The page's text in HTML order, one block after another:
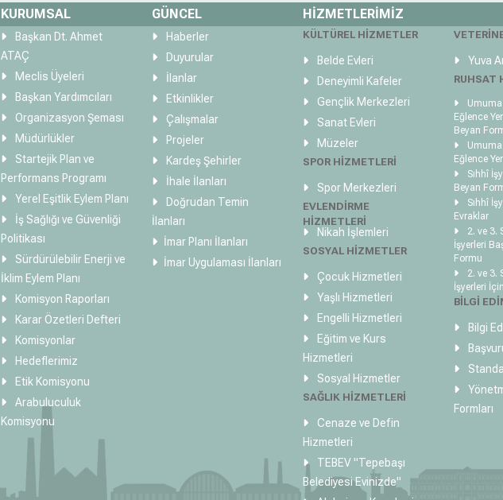
KURUMSAL
Başkan Dt. Ahmet
ATAÇ
Meclis Üyeleri
Başkan Yardımcıları
Organizasyon Şeması
Müdürlükler
Startejik Plan ve
Performans Programı
Yerel Eşitlik Eylem Planı
İş Sağlığı ve Güvenliği
Politikası
Sürdürülebilir Enerji ve
İklim Eylem Planı
Komisyon Raporları
Karar Özetleri Defteri
Komisyonlar
Hedeflerimiz
Etik Komisyonu
Arabuluculuk
Komisyonu
GÜNCEL
Haberler
Duyurular
İlanlar
Etkinlikler
Çalışmalar
Projeler
Kardeş Şehirler
İhale İlanları
Doğrudan Temin
İlanları
İmar Planı İlanları
İmar Uygulaması İlanları
HİZMETLERİMİZ
KÜLTÜREL HİZMETLER
Belde Evleri
Deneyimli Kafeler
Gençlik Merkezleri
Sanat Evleri
Müzeler
SPOR HİZMETLERİ
Spor Merkezleri
EVLENDİRME
HİZMETLERİ
Nikah İşlemleri
SOSYAL HİZMETLER
Çocuk Hizmetleri
Yaşlı Hizmetleri
Engelli Hizmetleri
Eğitim ve Kurs
Hizmetleri
Sosyal Hizmetler
SAĞLIK HİZMETLERİ
Cenaze ve Defin
Hizmetleri
TEBEV "Tepebaşı
Belediyesi Evinizde"
Yuva
RUHSAT
Eğlence
Beyan
Eğlence
Sıhhî
Beyan
Sıhhî
Evraklar
2. ve 3.
İşyerleri
Formu
2. ve 3.
İşyerleri
BİLGİ
Bilgi
Formları